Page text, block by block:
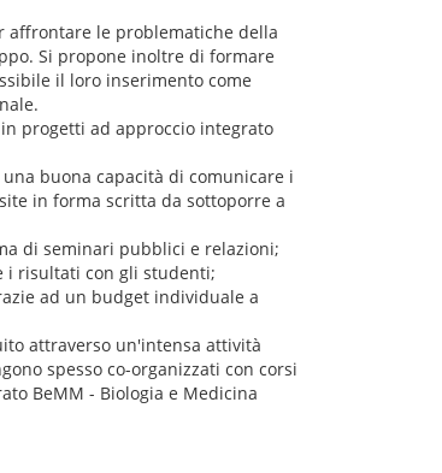
affrontare le problematiche della
Si propone inoltre di formare
il loro inserimento come
progetti ad approccio integrato
buona capacità di comunicare i
in forma scritta da sottoporre a
di seminari pubblici e relazioni;
i risultati con gli studenti;
ad un budget individuale a
attraverso un'intensa attività
spesso co-organizzati con corsi
BeMM - Biologia e Medicina